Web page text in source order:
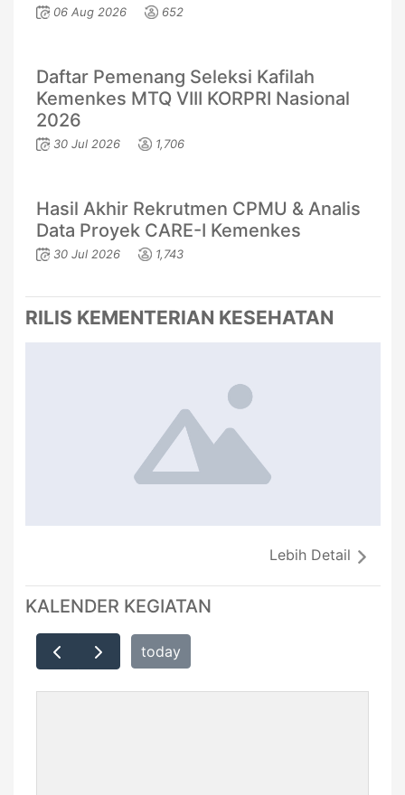
06 Aug 2026 652
Daftar Pemenang Seleksi Kafilah
Kemenkes MTQ VIII KORPRI Nasional
2026
30 Jul 2026 1,706
Hasil Akhir Rekrutmen CPMU & Analis
Data Proyek CARE-I Kemenkes
30 Jul 2026 1,743
RILIS KEMENTERIAN KESEHATAN
Lebih Detail
KALENDER KEGIATAN
today